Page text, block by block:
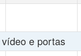
e portas